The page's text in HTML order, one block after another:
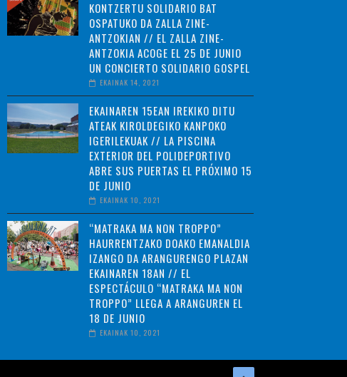
KONTZERTU SOLIDARIO BAT
OSPATUKO DA ZALLA ZINE-
ANTZOKIAN // EL ZALLA ZINE-
ANTZOKIA ACOGE EL 25 DE JUNIO
UN CONCIERTO SOLIDARIO GOSPEL
EKAINAK 14, 2021
EKAINAREN 15EAN IREKIKO DITU
ATEAK KIROLDEGIKO KANPOKO
IGERILEKUAK // LA PISCINA
EXTERIOR DEL POLIDEPORTIVO
ABRE SUS PUERTAS EL PRÓXIMO 15
DE JUNIO
EKAINAK 10, 2021
“MATRAKA MA NON TROPPO”
HAURRENTZAKO DOAKO EMANALDIA
IZANGO DA ARANGURENGO PLAZAN
EKAINAREN 18AN // EL
ESPECTÁCULO “MATRAKA MA NON
TROPPO” LLEGA A ARANGUREN EL
18 DE JUNIO
EKAINAK 10, 2021